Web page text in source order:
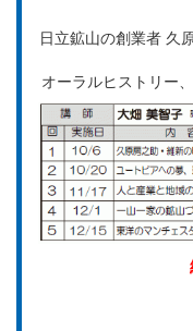
日立鉱山の創業者 久
オーラルヒストリー